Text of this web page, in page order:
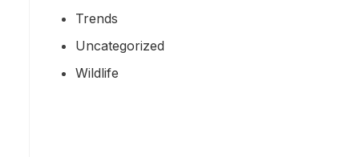
Trends
Uncategorized
Wildlife